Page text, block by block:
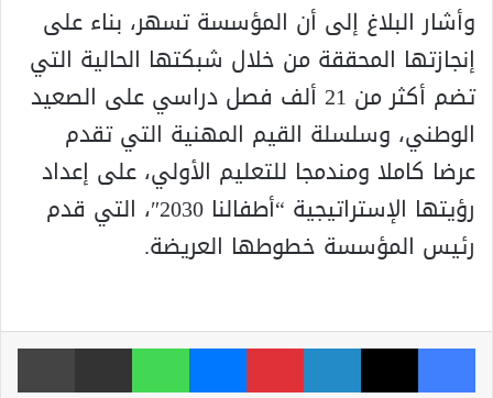
وأشار البلاغ إلى أن المؤسسة تسهر، بناء على
إنجازتها المحققة من خلال شبكتها الحالية التي
تضم أكثر من 21 ألف فصل دراسي على الصعيد
الوطني، وسلسلة القيم المهنية التي تقدم
عرضا كاملا ومندمجا للتعليم الأولي، على إعداد
رؤيتها الإستراتيجية “أطفالنا 2030″، التي قدم
رئيس المؤسسة خطوطها العريضة.
فيسبوك ‫X لينكدإن بينتيريست ماسنجر واتساب مشاركة عبر البريد